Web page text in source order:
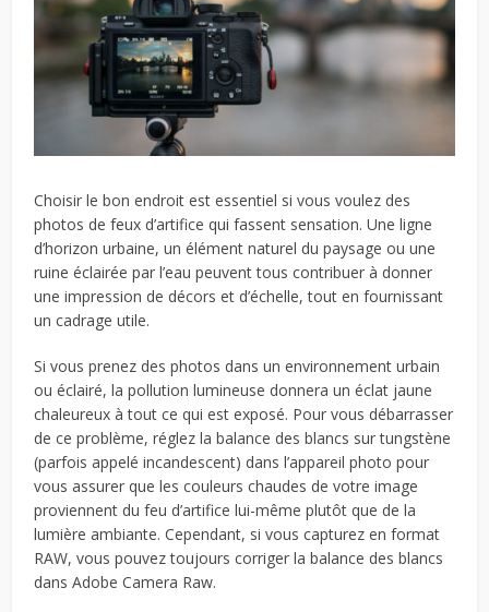
Choisir le bon endroit est essentiel si vous voulez des
photos de feux d’artifice qui fassent sensation. Une ligne
d’horizon urbaine, un élément naturel du paysage ou une
ruine éclairée par l’eau peuvent tous contribuer à donner
une impression de décors et d’échelle, tout en fournissant
un cadrage utile.
Si vous prenez des photos dans un environnement urbain
ou éclairé, la pollution lumineuse donnera un éclat jaune
chaleureux à tout ce qui est exposé. Pour vous débarrasser
de ce problème, réglez la balance des blancs sur tungstène
(parfois appelé incandescent) dans l’appareil photo pour
vous assurer que les couleurs chaudes de votre image
proviennent du feu d’artifice lui-même plutôt que de la
lumière ambiante. Cependant, si vous capturez en format
RAW, vous pouvez toujours corriger la balance des blancs
dans Adobe Camera Raw.